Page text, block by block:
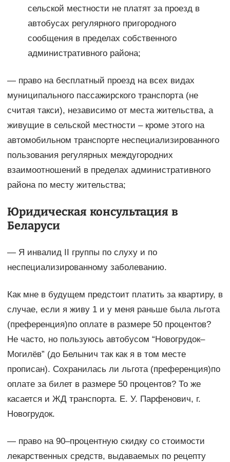
сельской местности не платят за проезд в
автобусах регулярного пригородного
сообщения в пределах собственного
административного района;
— право на бесплатный проезд на всех видах
муниципального пассажирского транспорта (не
считая такси), независимо от места жительства, а
живущие в сельской местности – кроме этого на
автомобильном транспорте неспециализированного
пользования регулярных междугородних
взаимоотношений в пределах административного
района по месту жительства;
Юридическая консультация в
Беларуси
— Я инвалид II группы по слуху и по
неспециализированному заболеванию.
Как мне в будущем предстоит платить за квартиру, в
случае, если я живу 1 и у меня раньше была льгота
(преференция)по оплате в размере 50 процентов?
Не часто, но пользуюсь автобусом “Новогрудок–
Могилёв” (до Белынич так как я в том месте
прописан). Сохранилась ли льгота (преференция)по
оплате за билет в размере 50 процентов? То же
касается и ЖД транспорта. Е. У. Парфенович, г.
Новогрудок.
— право на 90–процентную скидку со стоимости
лекарственных средств, выдаваемых по рецепту